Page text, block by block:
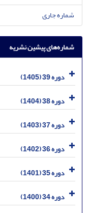
شماره جاری
شماره‌های پیشین نشریه
دوره 39 (1405)
دوره 38 (1404)
دوره 37 (1403)
دوره 36 (1402)
دوره 35 (1401)
دوره 34 (1400)